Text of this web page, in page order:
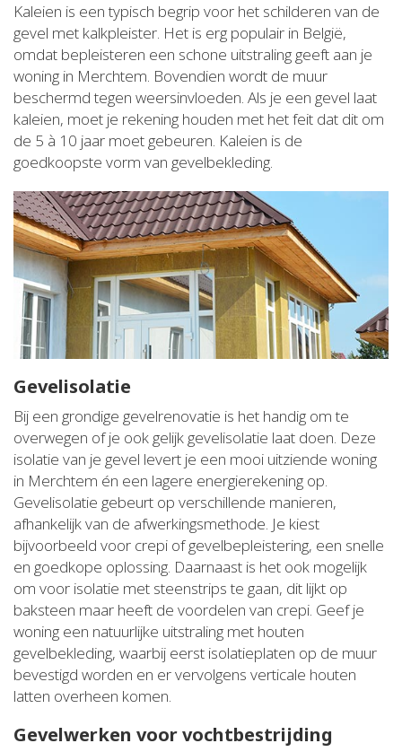
Kaleien is een typisch begrip voor het schilderen van de
gevel met kalkpleister. Het is erg populair in België,
omdat bepleisteren een schone uitstraling geeft aan je
woning in Merchtem. Bovendien wordt de muur
beschermd tegen weersinvloeden. Als je een gevel laat
kaleien, moet je rekening houden met het feit dat dit om
de 5 à 10 jaar moet gebeuren. Kaleien is de
goedkoopste vorm van gevelbekleding.
Gevelisolatie
Bij een grondige gevelrenovatie is het handig om te
overwegen of je ook gelijk gevelisolatie laat doen. Deze
isolatie van je gevel levert je een mooi uitziende woning
in Merchtem én een lagere energierekening op.
Gevelisolatie gebeurt op verschillende manieren,
afhankelijk van de afwerkingsmethode. Je kiest
bijvoorbeeld voor crepi of gevelbepleistering, een snelle
en goedkope oplossing. Daarnaast is het ook mogelijk
om voor isolatie met steenstrips te gaan, dit lijkt op
baksteen maar heeft de voordelen van crepi. Geef je
woning een natuurlijke uitstraling met houten
gevelbekleding, waarbij eerst isolatieplaten op de muur
bevestigd worden en er vervolgens verticale houten
latten overheen komen.
Gevelwerken voor vochtbestrijding